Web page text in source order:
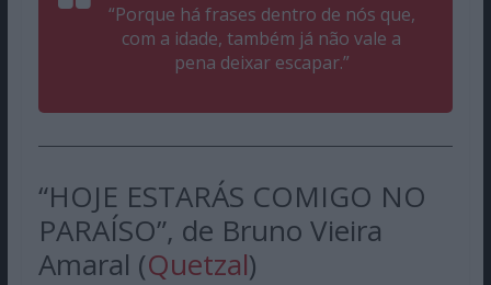
“Porque há frases dentro de nós que,
com a idade, também já não vale a
pena deixar escapar.”
“HOJE ESTARÁS COMIGO NO
PARAÍSO”, de Bruno Vieira
Amaral (Quetzal)